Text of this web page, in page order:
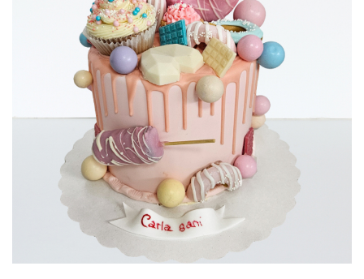
Torturi in frosting- crema pentru
Tortulețe 1.7 kg - 2 kg